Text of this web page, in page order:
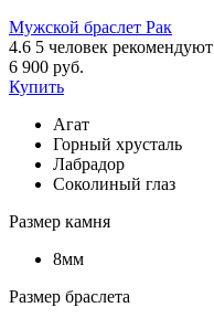
Мужской браслет Рак
4.6 5 человек рекомендуют
6 900 руб.
Купить
Агат
Горный хрусталь
Лабрадор
Соколиный глаз
Размер камня
8мм
Размер браслета